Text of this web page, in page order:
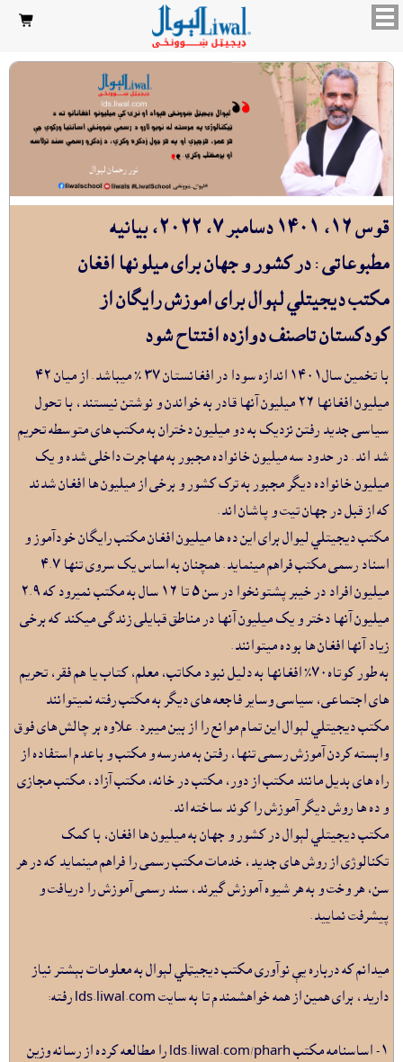

قوس ١٦، ١٤٠١ دسامبر ٧، ٢٠٢٢، بيانيه
مطبوعاتی : در کشور و جهان براى ميلونها افغان
مکتب ديجيتلي لېوال براى اموزش رايگان از
کودکستان تاصنف دوازده افتتاح شود
با تخمين سال١٤٠١ اندازه سودا در افغانستان ٣٧ ٪ ميباشد. از ميان ٤٢
ميليون افغانها ٢٦ ميليون آنها قادر به خواندن و نوشتن نيستند، با تحول
سياسى جديد رفتن نزديک به دو ميليون دختران به مکتب هاى متوسطه تحريم
شد اند. در حدود سه ميليون خانواده مجبور به مهاجرت داخلى شده و يک
ميليون خانواده ديگر مجبور به ترک کشور و برخى از ميليون ها افغان شدند
که از قبل در جهان تيت و پاشان اند.
مکتب ديجيتلي ليوال براى اين ده ها ميليون افغان مکتب رايگان خودآموز و
اسناد رسمى مکتب فراهم مينمايد. همچنان به اساس يک سروى تنها ٤.٧
ميليون افراد در خيبر پشتونخوا در سن ٥ تا ١٦ سال به مکتب نميرود که ٢.٩
ميليون آنها دختر و يک ميليون آنها در مناطق قبايلى زندگى ميکند که برخى
زياد آنها افغان ها بوده ميتوانند.
به طور کوتاه٧٠٪ افغانها به دليل نبود مکاتب، معلم، کتاب يا هم فقر، تحريم
هاى اجتماعى، سياسى وساير فاجعه هاى ديگر به مکتب رفته نميتوانند
مکتب ديجيتلي لېوال اين تمام موانع را از بين ميبرد. علاوه بر چالش هاى فوق
وابسته کردن آموزش رسمى تنها، رفتن به مدرسه و مکتب و باعدم استفاده از
راه هاى بديل مانند مکتب از دور، مکتب در خانه، مکتب آزاد، مکتب مجازى
و ده ها روش ديگر آموزش را کوند ساخته اند.
مکتب ديجيتلي لېوال در کشور و جهان به ميليون ها افغان، با کمک
تکنالوژى از روش هاى جديد، خدمات مکتب رسمى را فراهم مينمايد که در هر
سن، هر وخت و به هر شيوه آموزش گيرند، سند رسمى آموزش را دريافت و
پيشرفت نماييد.
ميدانم که درباره يې نوآورى مکتب ديجيټلي لېوال به معلومات بېشتر نياز
داريد، براى همين از همه خواهشمندم تا به سايت lds.liwal.com رفته:
١- اساسنامه مکتب lds.liwal.com/pharh را مطالعه کرده از رسانه وزين